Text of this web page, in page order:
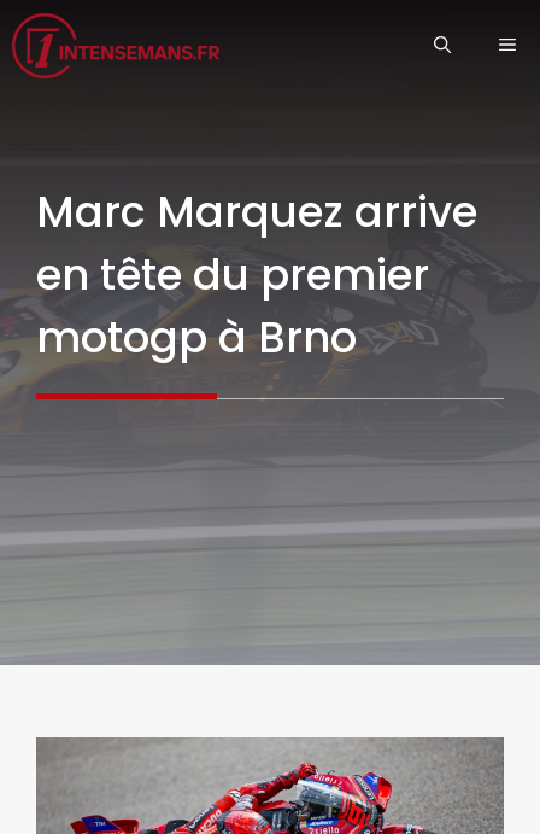
Aller
au
contenu
Marc Marquez arrive
en tête du premier
motogp à Brno